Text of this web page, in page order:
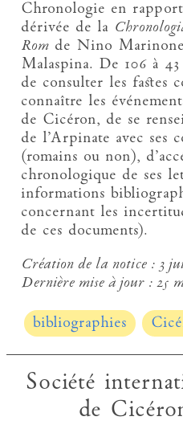
Chronologie en
dérivée de la
Rom de Nino
Malaspina. De 106 à
de consulter les fastes
connaître les
de Cicéron, de se
de l’Arpinate avec ses
(romains ou non),
chronologique de ses
informations
concernant les
de ces documents).
Création de la notice : 3
Dernière mise à jour :25
bibliographies
Société
de